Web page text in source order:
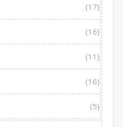
(17)
(16)
(11)
(16)
(5)